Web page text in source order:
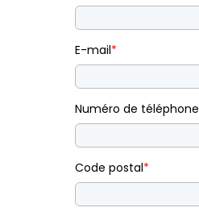
E-mail*
Numéro de téléphone
Code postal*